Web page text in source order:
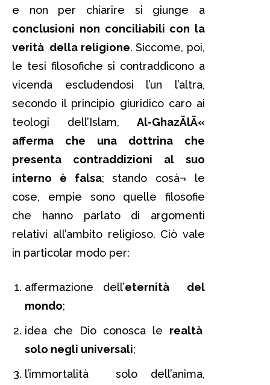
e non per chiarire si giunge a
conclusioni non conciliabili con la
verità della religione. Siccome, poi,
le tesi filosofiche si contraddicono a
vicenda escludendosi l’un l’altra,
secondo il principio giuridico caro ai
teologi dell’Islam, Al-GhazÄlÄ«
afferma che una dottrina che
presenta contraddizioni al suo
interno è falsa; stando cosà¬ le
cose, empie sono quelle filosofie
che hanno parlato di argomenti
relativi all’ambito religioso. Ciò vale
in particolar modo per:
affermazione dell’eternità del
mondo;
idea che Dio conosca le realtà
solo negli universali;
l’immortalità solo dell’anima,